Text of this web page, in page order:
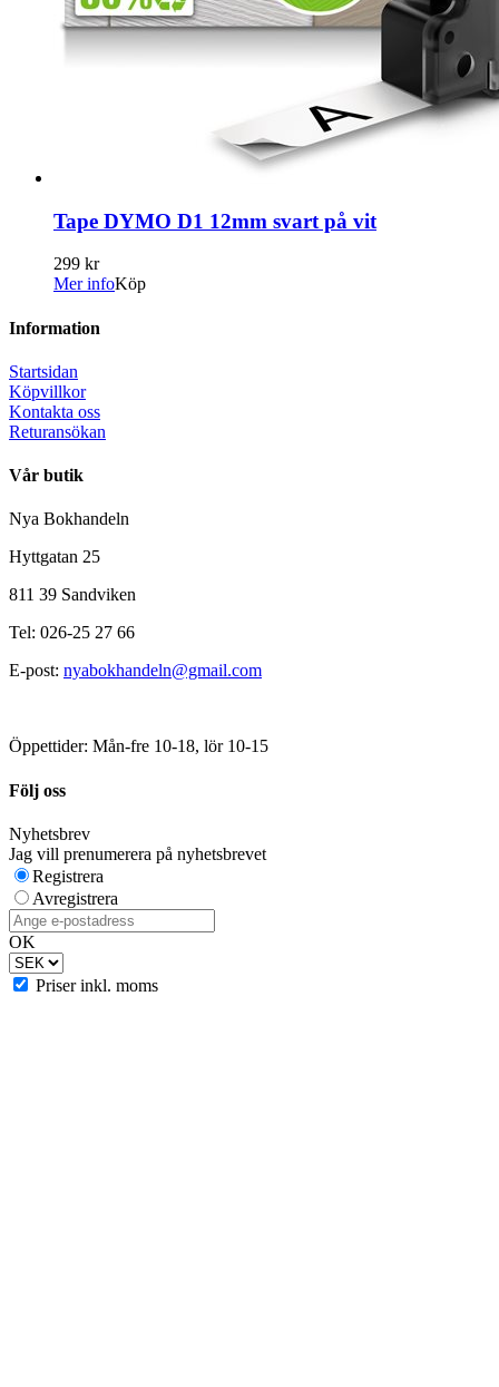
Tape DYMO D1 12mm svart på vit
299 kr
Mer infoKöp
Information
Startsidan
Köpvillkor
Kontakta oss
Returansökan
Vår butik
Nya Bokhandeln
Hyttgatan 25
811 39 Sandviken
Tel: 026-25 27 66
E-post: nyabokhandeln@gmail.com
Öppettider: Mån-fre 10-18, lör 10-15
Följ oss
Nyhetsbrev
Jag vill prenumerera på nyhetsbrevet
Registrera
Avregistrera
OK
Priser inkl. moms